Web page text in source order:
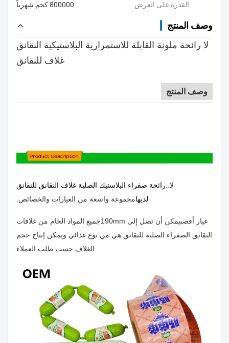
القدرة على العرض 800000 كجم شهرياً
وصف المنتج
لا رائحة ملونة القابلة للاستمرارية البلاستيكية النقانق
غلاف للنقانق
وصف المنتج
لا..رائحة صفراء البلاستيك الصلبة غلاف النقانق للنقانق
لديهامجموعة واسعة من العيارات والخصائص.
عيار أقصىيمكن أن تصل إلى 190mm
جميع المواد الخام من غلافات
النقانق الصفراء الصلبة للنقانق هي من نوع غذائي ويمكن إنتاج حجم
الغلاف حسب طلب العملاء